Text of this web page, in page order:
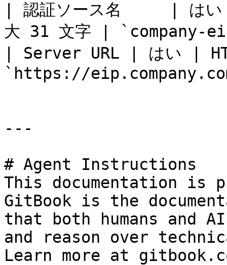
| 認証ソース名     | はい
大 31 文字 |
| Server URL | はい |
`https://
---
# Agent Instructions
This documentation is
GitBook is the
that both humans and
and reason over
Learn more at